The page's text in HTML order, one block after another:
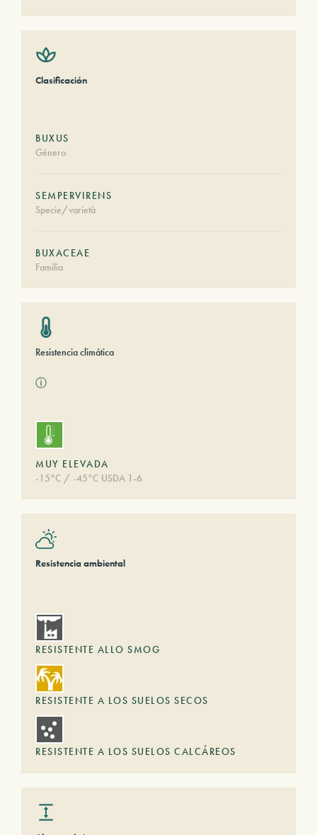
Clasificación
BUXUS
Género
SEMPERVIRENS
Specie/varietà
BUXACEAE
Familia
Resistencia climática
ⓘ
MUY ELEVADA
-15°C / -45°C USDA 1-6
Resistencia ambiental
RESISTENTE ALLO SMOG
RESISTENTE A LOS SUELOS SECOS
RESISTENTE A LOS SUELOS CALCÁREOS